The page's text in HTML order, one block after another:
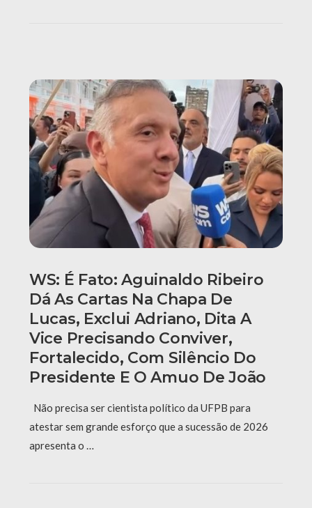
WS: É Fato: Aguinaldo Ribeiro
Dá As Cartas Na Chapa De
Lucas, Exclui Adriano, Dita A
Vice Precisando Conviver,
Fortalecido, Com Silêncio Do
Presidente E O Amuo De João
Não precisa ser cientista político da UFPB para
atestar sem grande esforço que a sucessão de 2026
apresenta o …